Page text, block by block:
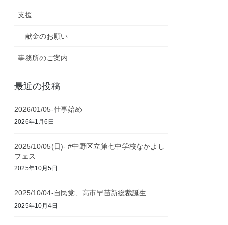
支援
献金のお願い
事務所のご案内
最近の投稿
2026/01/05-仕事始め
2026年1月6日
2025/10/05(日)- #中野区立第七中学校なかよし
フェス
2025年10月5日
2025/10/04-自民党、高市早苗新総裁誕生
2025年10月4日